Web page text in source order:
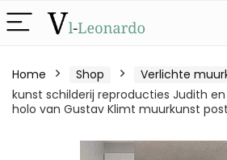
Home Shop Verlichte
kunst schilderij reproducties Judith
holo van Gustav Klimt muurkunst